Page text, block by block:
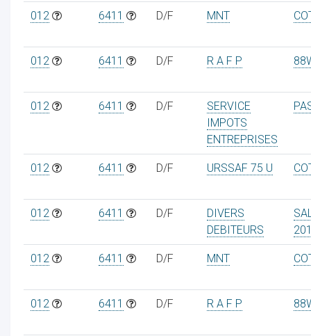
012 6411 D/F MNT
012 6411 D/F R A F P
012 6411 D/F
SERVICE
IMPOTS
ENTREPRISES
012 6411 D/F URSSAF 75 U
012 6411 D/F
DIVERS
DEBITEURS
012 6411 D/F MNT
012 6411 D/F R A F P